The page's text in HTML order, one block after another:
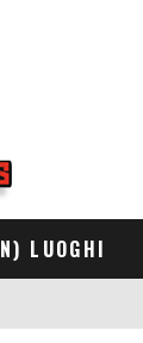
LUOGHI